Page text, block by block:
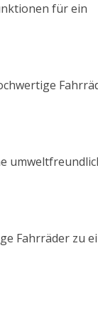
für ein
Fahrräder zu